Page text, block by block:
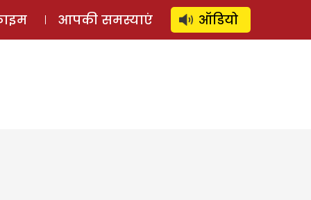
लॉग इन ⚲ SUBSCRIBE
आपकी समस्याएं ऑडियो